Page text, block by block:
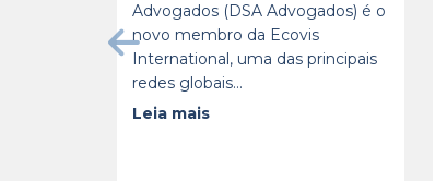
Advogados (DSA Advogados) é o
novo membro da Ecovis
International, uma das principais
redes globais...
Leia mais